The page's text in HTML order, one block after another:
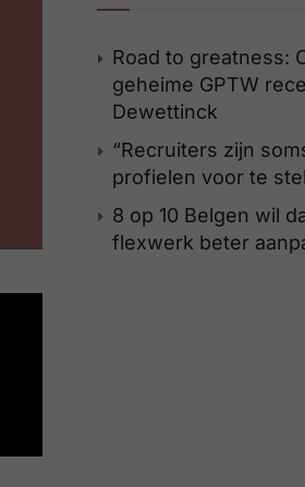
Road to greatness:
geheime GPTW
Dewettinck
“Recruiters zijn
profielen voor te
8 op 10 Belgen wil
flexwerk beter